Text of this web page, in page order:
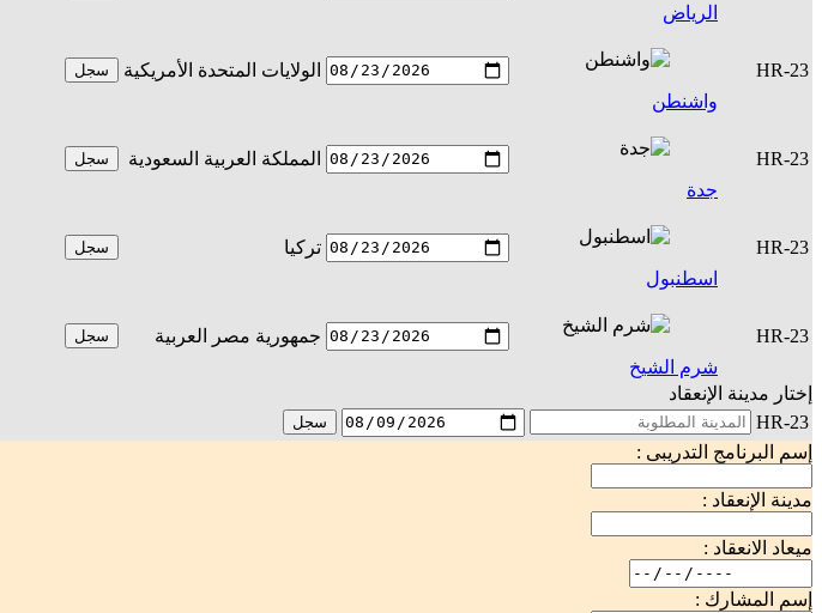
الرياض
HR-23
واشنطن
الولايات المتحدة الأمريكية سجل
HR-23
جدة
المملكة العربية السعودية سجل
HR-23
اسطنبول
تركيا سجل
HR-23
شرم الشيخ
جمهورية مصر العربية سجل
إختار مدينة الإنعقاد
HR-23
سجل
إسم البرنامج التدريبى :
مدينة الإنعقاد :
ميعاد الانعقاد :
إسم المشارك :